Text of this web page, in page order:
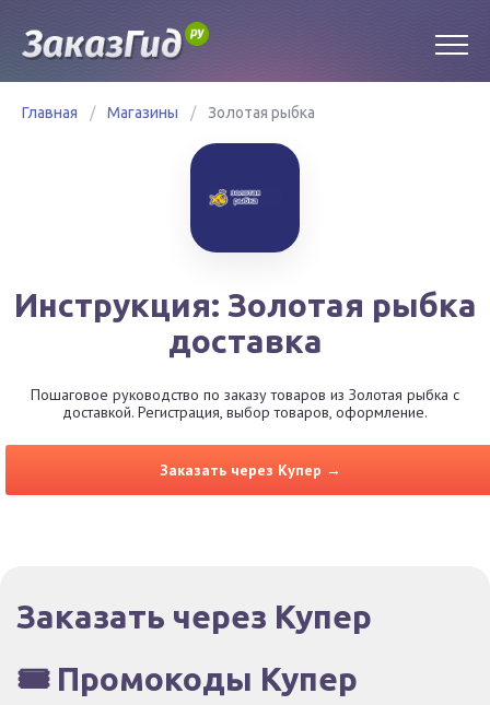
Главная / Магазины / Золотая рыбка
Инструкция: Золотая рыбка
доставка
Пошаговое руководство по заказу товаров из Золотая рыбка с
доставкой. Регистрация, выбор товаров, оформление.
Заказать через Купер →
Заказать через Купер
🎟️ Промокоды Купер